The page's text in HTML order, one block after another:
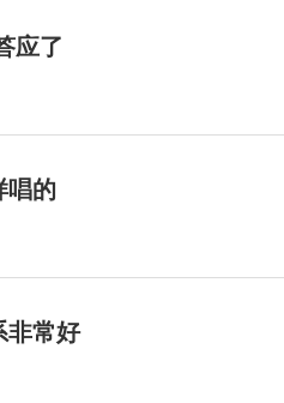
应了
唱的
非常好